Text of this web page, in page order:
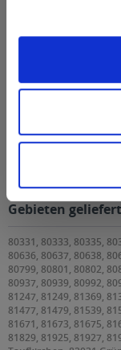
Augustiner
folgenden
Gebieten geliefert
80331, 80333, 80335,
80636, 80637, 80638,
80799, 80801, 80802,
80937, 80939, 80992,
81247, 81249, 81369,
81477, 81479, 81539,
81671, 81673, 81675,
81829, 81925, 81927,